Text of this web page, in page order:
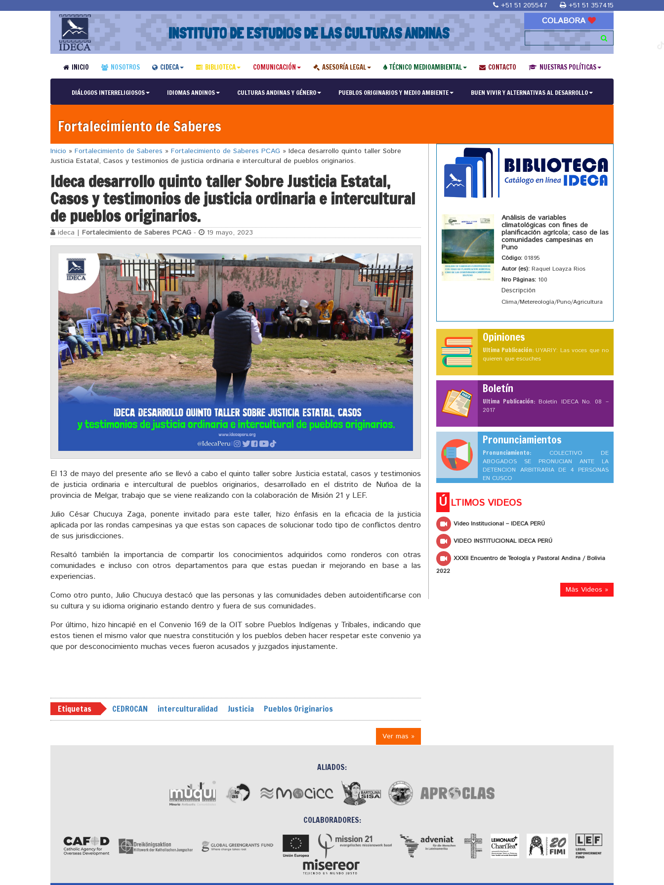
+51 51 205547 +51 51 357415
INSTITUTO DE ESTUDIOS DE LAS CULTURAS ANDINAS
COLABORA
INICIO NOSOTROS CIDECA BIBLIOTECA COMUNICACIÓN ASESORÍA LEGAL TÉCNICO MEDIOAMBIENTAL CONTACTO NUESTRAS POLÍTICAS
DIÁLOGOS INTERRELIGIOSOS IDIOMAS ANDINOS CULTURAS ANDINAS Y GÉNERO PUEBLOS ORIGINARIOS Y MEDIO AMBIENTE BUEN VIVIR Y ALTERNATIVAS AL DESARROLLO
Fortalecimiento de Saberes
Inicio » Fortalecimiento de Saberes » Fortalecimiento de Saberes PCAG » Ideca desarrollo quinto taller Sobre
Justicia Estatal, Casos y testimonios de justicia ordinaria e intercultural de pueblos originarios.
Ideca desarrollo quinto taller Sobre Justicia Estatal,
Casos y testimonios de justicia ordinaria e intercultural
de pueblos originarios.
ideca | Fortalecimiento de Saberes PCAG - 19 mayo, 2023
El 13 de mayo del presente año se llevó a cabo el quinto taller sobre Justicia estatal, casos y testimonios
de justicia ordinaria e intercultural de pueblos originarios, desarrollado en el distrito de Nuñoa de la
provincia de Melgar, trabajo que se viene realizando con la colaboración de Misión 21 y LEF.
Julio César Chucuya Zaga, ponente invitado para este taller, hizo énfasis en la eficacia de la justicia
aplicada por las rondas campesinas ya que estas son capaces de solucionar todo tipo de conflictos dentro
de sus jurisdicciones.
Resaltó también la importancia de compartir los conocimientos adquiridos como ronderos con otras
comunidades e incluso con otros departamentos para que estas puedan ir mejorando en base a las
experiencias.
Como otro punto, Julio Chucuya destacó que las personas y las comunidades deben autoidentificarse con
su cultura y su idioma originario estando dentro y fuera de sus comunidades.
Por último, hizo hincapié en el Convenio 169 de la OIT sobre Pueblos Indígenas y Tribales, indicando que
estos tienen el mismo valor que nuestra constitución y los pueblos deben hacer respetar este convenio ya
que por desconocimiento muchas veces fueron acusados y juzgados injustamente.
Etiquetas CEDROCAN interculturalidad Justicia Pueblos Originarios
Ver mas »
Análisis de variables
climatológicas con fines de
planificación agrícola; caso de las
comunidades campesinas en
Puno
Código: 01895
Autor (es): Raquel Loayza Rios
Nro Páginas: 100
Descripción
Clima/Metereología/Puno/Agricultura
Opiniones
Ultima Publicación: UYARIY: Las voces que no
quieren que escuches
Boletín
Ultima Publicación: Boletín IDECA No. 08 –
2017
Pronunciamientos
Pronunciamiento: COLECTIVO DE
ABOGADOS SE PRONUCIAN ANTE LA
DETENCION ARBITRARIA DE 4 PERSONAS
EN CUSCO
Ú LTIMOS VIDEOS
Video Institucional – IDECA PERÚ
VIDEO INSTITUCIONAL IDECA PERÚ
XXXII Encuentro de Teología y Pastoral Andina / Bolivia
2022
Más Videos »
ALIADOS:
COLABORADORES: